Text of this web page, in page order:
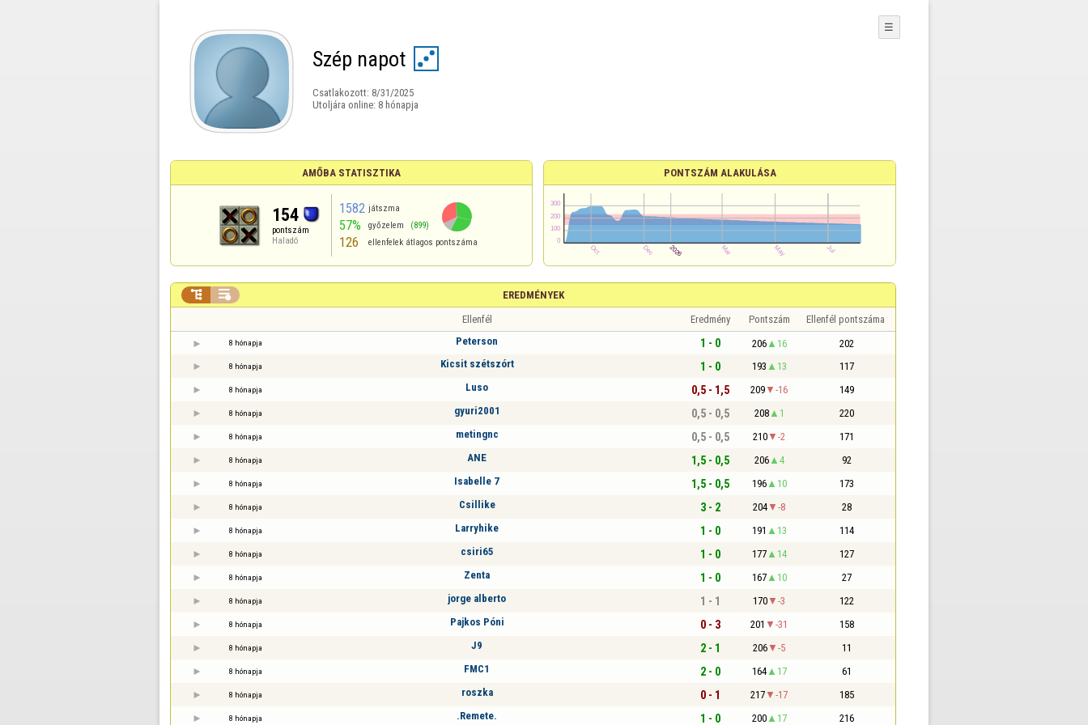
Szép napot
Csatlakozott: 8/31/2025
Utoljára online: 8 hónapja
☰
AMŐBA STATISZTIKA
154
pontszám
Haladó
1582 játszma
57% győzelem (899)
126 ellenfelek átlagos pontszáma
PONTSZÁM ALAKULÁSA
EREDMÉNYEK
 
Ellenfél Eredmény Pontszám Ellenfél pontszáma
8 hónapja Peterson 1 - 0 206 16 202
8 hónapja Kicsit szétszórt 1 - 0 193 13 117
8 hónapja Luso 0,5 - 1,5 209 -16 149
8 hónapja gyuri2001 0,5 - 0,5 208 1 220
8 hónapja metingnc 0,5 - 0,5 210 -2 171
8 hónapja ANE 1,5 - 0,5 206 4 92
8 hónapja Isabelle 7 1,5 - 0,5 196 10 173
8 hónapja Csillike 3 - 2 204 -8 28
8 hónapja Larryhike 1 - 0 191 13 114
8 hónapja csiri65 1 - 0 177 14 127
8 hónapja Zenta 1 - 0 167 10 27
8 hónapja jorge alberto 1 - 1 170 -3 122
8 hónapja Pajkos Póni 0 - 3 201 -31 158
8 hónapja J9 2 - 1 206 -5 11
8 hónapja FMC1 2 - 0 164 17 61
8 hónapja roszka 0 - 1 217 -17 185
8 hónapja .Remete. 1 - 0 200 17 216